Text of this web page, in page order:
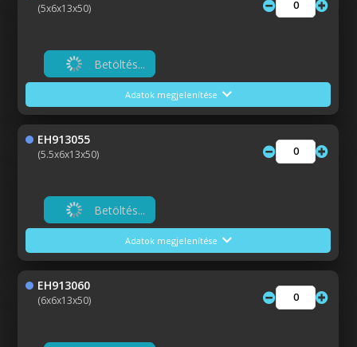
(5x6x13x50)
Betöltés...
Adatok megjelenítése
EH913055
(5.5x6x13x50)
Betöltés...
Adatok megjelenítése
EH913060
(6x6x13x50)